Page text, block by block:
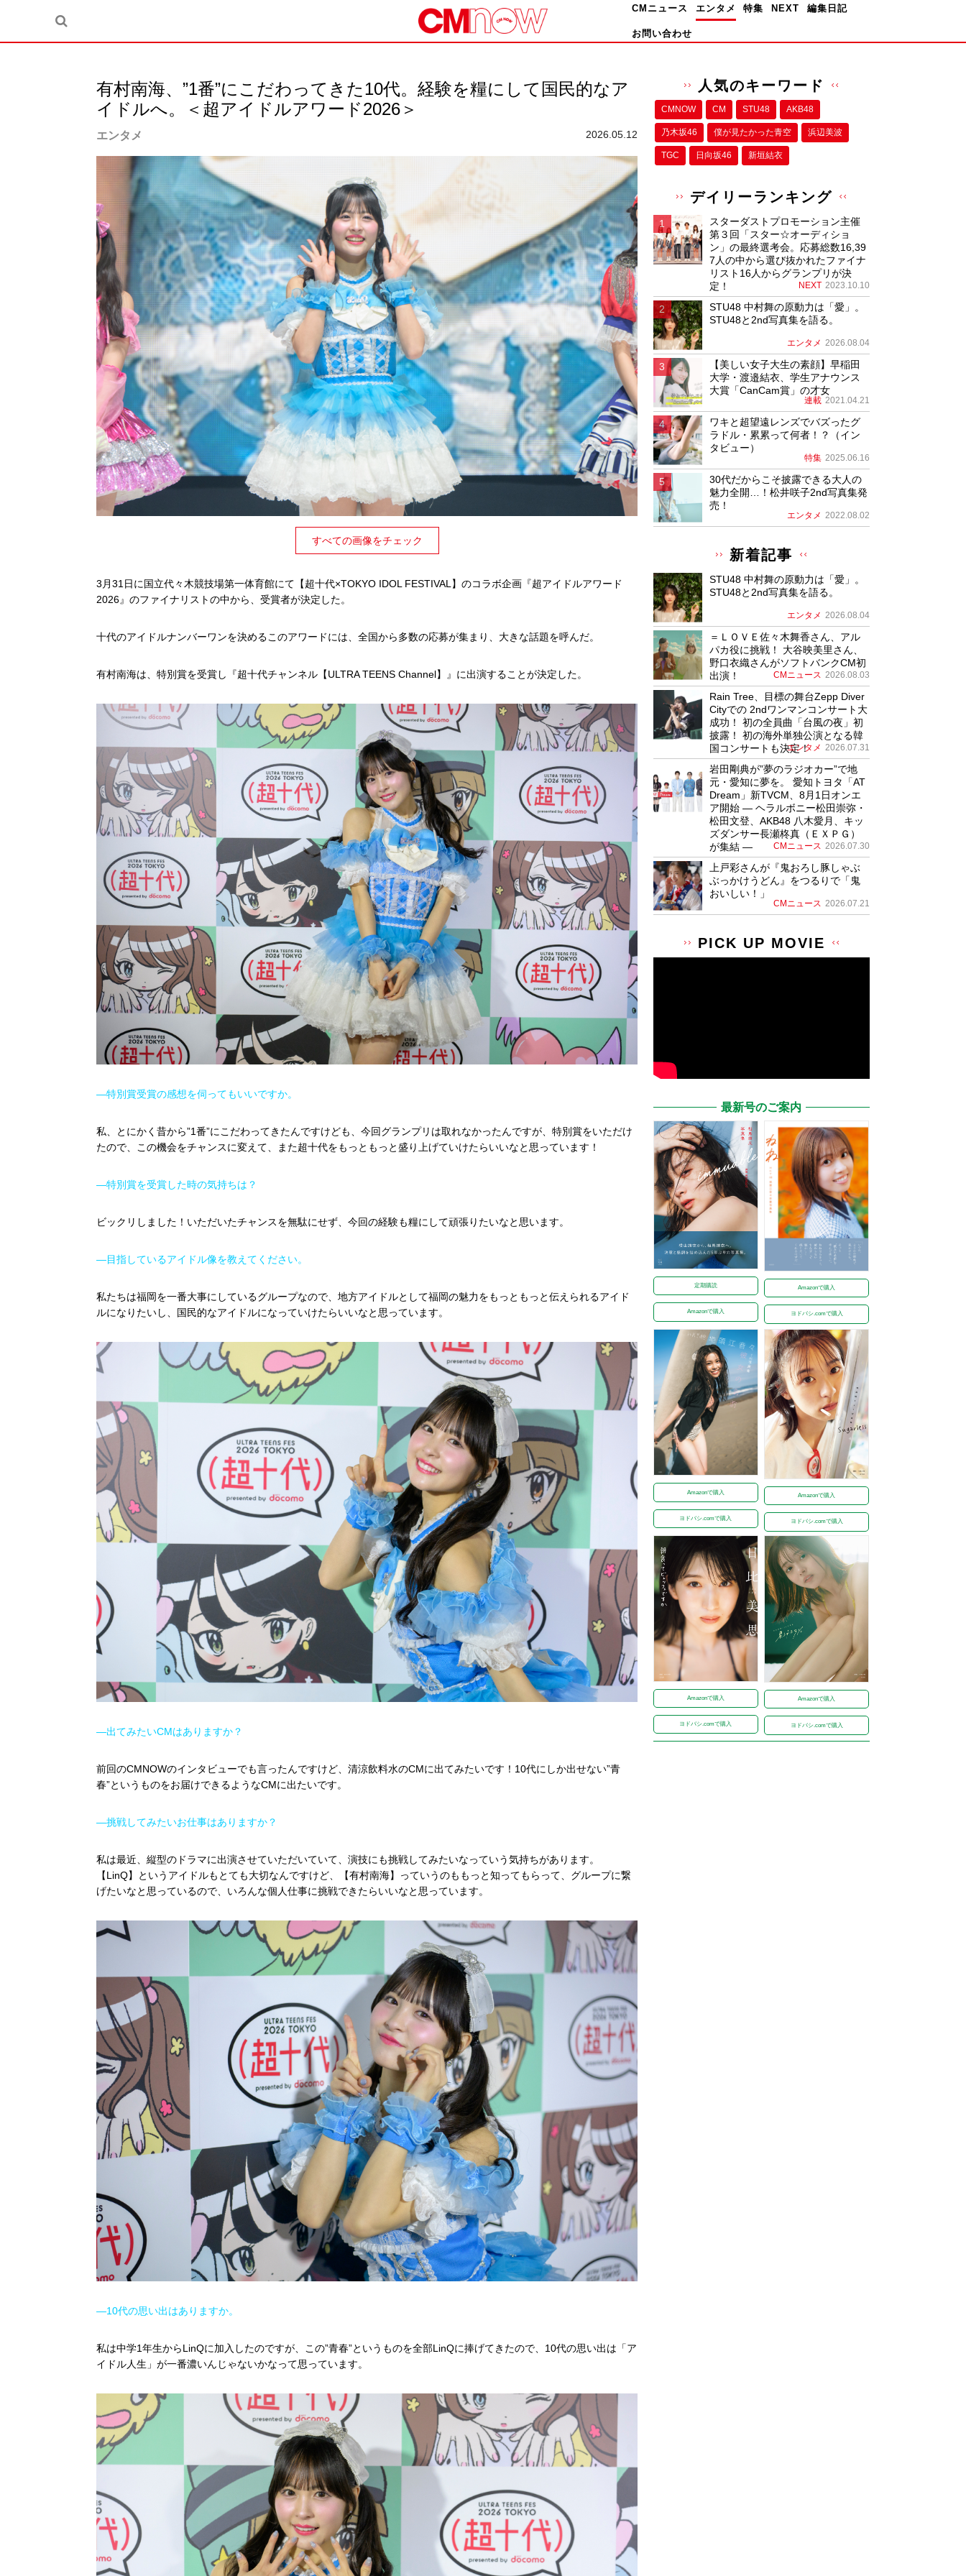
CMニュース エンタメ 特集 NEXT 編集日記
お問い合わせ
有村南海、”1番”にこだわってきた10代。経験を糧にして国民的なア
イドルへ。＜超アイドルアワード2026＞
エンタメ 2026.05.12
すべての画像をチェック
3月31日に国立代々木競技場第一体育館にて【超十代×TOKYO IDOL FESTIVAL】のコラボ企画『超アイドルアワード
2026』のファイナリストの中から、受賞者が決定した。
十代のアイドルナンバーワンを決めるこのアワードには、全国から多数の応募が集まり、大きな話題を呼んだ。
有村南海は、特別賞を受賞し『超十代チャンネル【ULTRA TEENS Channel】』に出演することが決定した。
―特別賞受賞の感想を伺ってもいいですか。
私、とにかく昔から”1番”にこだわってきたんですけども、今回グランプリは取れなかったんですが、特別賞をいただけ
たので、この機会をチャンスに変えて、また超十代をもっともっと盛り上げていけたらいいなと思っています！
―特別賞を受賞した時の気持ちは？
ビックリしました！いただいたチャンスを無駄にせず、今回の経験も糧にして頑張りたいなと思います。
―目指しているアイドル像を教えてください。
私たちは福岡を一番大事にしているグループなので、地方アイドルとして福岡の魅力をもっともっと伝えられるアイド
ルになりたいし、国民的なアイドルになっていけたらいいなと思っています。
―出てみたいCMはありますか？
前回のCMNOWのインタビューでも言ったんですけど、清涼飲料水のCMに出てみたいです！10代にしか出せない”青
春”というものをお届けできるようなCMに出たいです。
―挑戦してみたいお仕事はありますか？
私は最近、縦型のドラマに出演させていただいていて、演技にも挑戦してみたいなっていう気持ちがあります。
【LinQ】というアイドルもとても大切なんですけど、【有村南海】っていうのももっと知ってもらって、グループに繋
げたいなと思っているので、いろんな個人仕事に挑戦できたらいいなと思っています。
―10代の思い出はありますか。
私は中学1年生からLinQに加入したのですが、この”青春”というものを全部LinQに捧げてきたので、10代の思い出は「ア
イドル人生」が一番濃いんじゃないかなって思っています。
人気のキーワード
CMNOW CM STU48 AKB48
乃木坂46 僕が⾒たかった⻘空 浜辺美波
TGC 日向坂46 新垣結衣
デイリーランキング
スターダストプロモーション主催
第３回「スター☆オーディショ
ン」の最終選考会。応募総数16,39
7人の中から選び抜かれたファイナ
リスト16人からグランプリが決
定！
NEXT 2023.10.10
STU48 中村舞の原動力は「愛」。
STU48と2nd写真集を語る。
エンタメ 2026.08.04
【美しい女子大生の素顔】早稲田
大学・渡邉結衣、学生アナウンス
大賞「CanCam賞」の才女
連載 2021.04.21
ワキと超望遠レンズでバズったグ
ラドル・累累って何者！？（イン
タビュー）
特集 2025.06.16
30代だからこそ披露できる大人の
魅力全開…！松井咲子2nd写真集発
売！
エンタメ 2022.08.02
新着記事
STU48 中村舞の原動力は「愛」。
STU48と2nd写真集を語る。
エンタメ 2026.08.04
＝ＬＯＶＥ佐々木舞香さん、アル
パカ役に挑戦！ 大谷映美里さん、
野口衣織さんがソフトバンクCM初
出演！
CMニュース 2026.08.03
Rain Tree、目標の舞台Zepp Diver
Cityでの 2ndワンマンコンサート大
成功！ 初の全員曲「台風の夜」初
披露！ 初の海外単独公演となる韓
国コンサートも決定！
エンタメ 2026.07.31
岩田剛典が”夢のラジオカー”で地
元・愛知に夢を。 愛知トヨタ「AT
Dream」新TVCM、8月1日オンエ
ア開始 ― ヘラルボニー松田崇弥・
松田文登、AKB48 八木愛月、キッ
ズダンサー長瀬柊真（ＥＸＰＧ）
が集結 ―
CMニュース 2026.07.30
上戸彩さんが『鬼おろし豚しゃぶ
ぶっかけうどん』をつるりで「鬼
おいしい！」
CMニュース 2026.07.21
PICK UP MOVIE
最新号のご案内
定期購読
Amazonで購入
Amazonで購入
ヨドバシ.comで購入
Amazonで購入
ヨドバシ.comで購入
Amazonで購入
ヨドバシ.comで購入
Amazonで購入
ヨドバシ.comで購入
Amazonで購入
ヨドバシ.comで購入